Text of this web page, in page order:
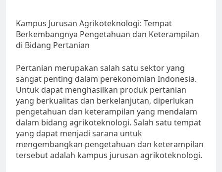
Kampus Jurusan Agrikoteknologi: Tempat
Berkembangnya Pengetahuan dan Keterampilan
di Bidang Pertanian
Pertanian merupakan salah satu sektor yang
sangat penting dalam perekonomian Indonesia.
Untuk dapat menghasilkan produk pertanian
yang berkualitas dan berkelanjutan, diperlukan
pengetahuan dan keterampilan yang mendalam
dalam bidang agrikoteknologi. Salah satu tempat
yang dapat menjadi sarana untuk
mengembangkan pengetahuan dan keterampilan
tersebut adalah kampus jurusan agrikoteknologi.